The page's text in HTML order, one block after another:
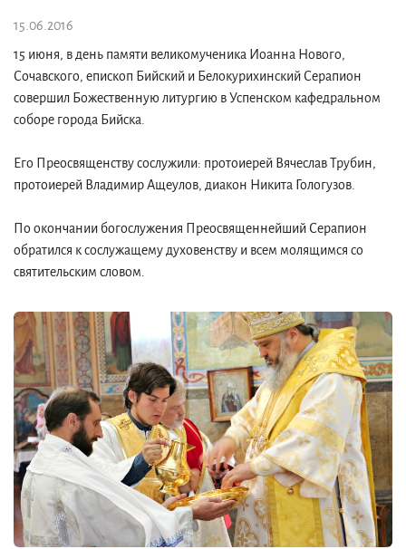
15.06.2016
15 июня, в день памяти великомученика Иоанна Нового,
Сочавского, епископ Бийский и Белокурихинский Серапион
совершил Божественную литургию в Успенском кафедральном
соборе города Бийска.
Его Преосвященству сослужили: протоиерей Вячеслав Трубин,
протоиерей Владимир Ащеулов, диакон Никита Гологузов.
По окончании богослужения Преосвященнейший Серапион
обратился к сослужащему духовенству и всем молящимся со
святительским словом.